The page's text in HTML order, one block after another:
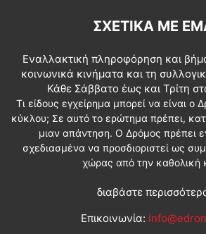
ΣΧΕΤΙΚΆ ΜΕ
Εναλλακτική πληροφόρηση και
κοινωνικά κινήματα και τη
Κάθε Σάββατο έως και Τρίτη
Τι είδους εγχείρημα μπορεί να είναι ο
κύκλου; Σε αυτό το ερώτημα πρέπει,
μιαν απάντηση. Ο Δρόμος πρέπει
σχεδιασμένα να προσδιοριστεί ως
χώρας από την καθολική
διαβάστε
Επικοινωνία: